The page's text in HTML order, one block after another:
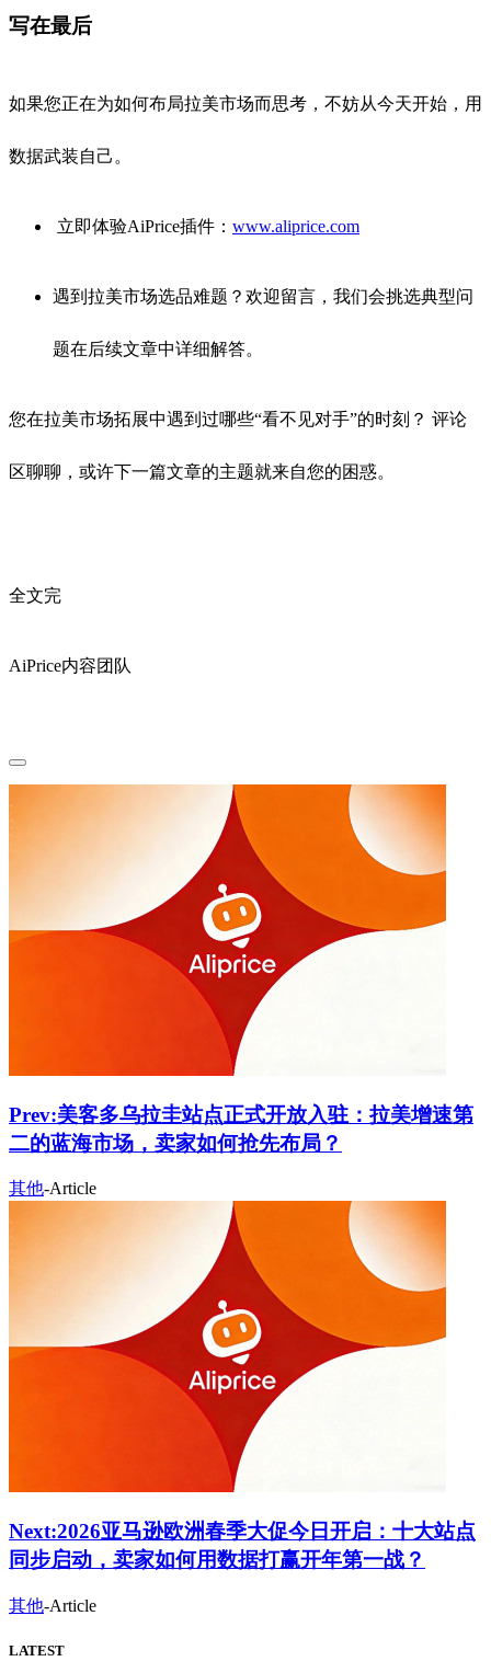
写在最后
如果您正在为如何布局拉美市场而思考，不妨从今天开始，用
数据武装自己。
立即体验AiPrice插件： www.aliprice.com
遇到拉美市场选品难题？欢迎留言，我们会挑选典型问
题在后续文章中详细解答。
您在拉美市场拓展中遇到过哪些“看不见对手”的时刻？ 评论
区聊聊，或许下一篇文章的主题就来自您的困惑。
全文完
AiPrice内容团队
Prev:美客多乌拉圭站点正式开放入驻：拉美增速第
二的蓝海市场，卖家如何抢先布局？
其他-Article
Next:2026亚马逊欧洲春季大促今日开启：十大站点
同步启动，卖家如何用数据打赢开年第一战？
其他-Article
LATEST